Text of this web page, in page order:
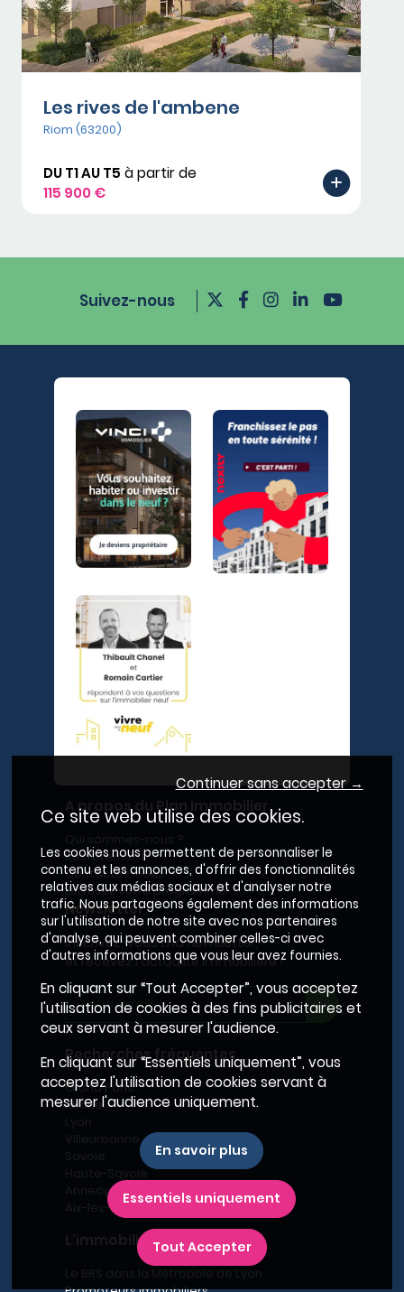
Les rives de l'ambene
Riom (63200)
DU T1 AU T5 à partir de
115 900 €
Suivez-nous
A propos du Plan Immobilier
Recrutement
Contactez-nous
Diffusez votre programme
Newsletter
Inscrivez-vous à la newsletter,
et recevez l'actualité immobilière !
Recherches fréquentes
Grand Paris
Rhône
Annecy
Aix-les-Bains
L'immobilier neuf en France
Continuer sans accepter →
Ce site web utilise des cookies.
Les cookies nous permettent de personnaliser le
contenu et les annonces, d'offrir des fonctionnalités
relatives aux médias sociaux et d'analyser notre
trafic. Nous partageons également des informations
sur l'utilisation de notre site avec nos partenaires
d'analyse, qui peuvent combiner celles-ci avec
d'autres informations que vous leur avez fournies.
En cliquant sur “Tout Accepter”, vous acceptez
l'utilisation de cookies à des fins publicitaires et
ceux servant à mesurer l'audience.
En cliquant sur “Essentiels uniquement”, vous
acceptez l'utilisation de cookies servant à
mesurer l'audience uniquement.
En savoir plus
Essentiels uniquement
Tout Accepter